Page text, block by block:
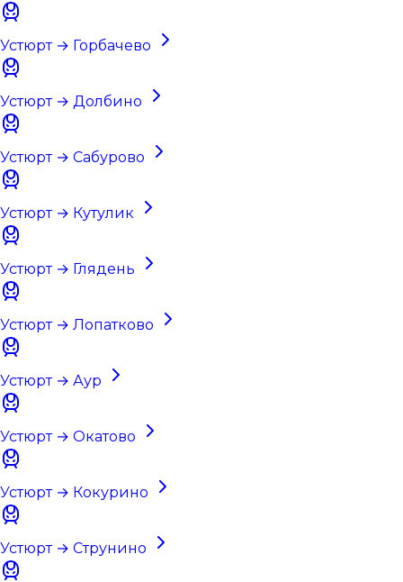
Устюрт → Горбачево
Устюрт → Долбино
Устюрт → Сабурово
Устюрт → Кутулик
Устюрт → Глядень
Устюрт → Лопатково
Устюрт → Аур
Устюрт → Окатово
Устюрт → Кокурино
Устюрт → Струнино